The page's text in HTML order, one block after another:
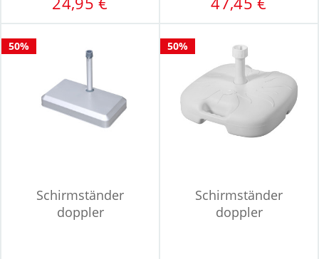
50%
Schirmständer
doppler
50%
Schirmständer
doppler